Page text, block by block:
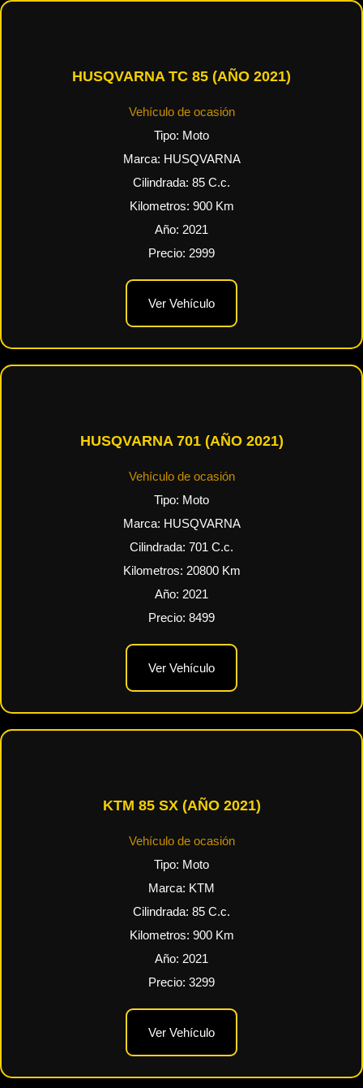
HUSQVARNA TC 85 (AÑO 2021)
Vehículo de ocasión
Tipo: Moto
Marca: HUSQVARNA
Cilindrada: 85 C.c.
Kilometros: 900Km
Año: 2021
Precio: 2999
Ver Vehículo
HUSQVARNA 701 (AÑO 2021)
Vehículo de ocasión
Tipo: Moto
Marca: HUSQVARNA
Cilindrada: 701 C.c.
Kilometros: 20800Km
Año: 2021
Precio: 8499
Ver Vehículo
KTM 85 SX (AÑO 2021)
Vehículo de ocasión
Tipo: Moto
Marca: KTM
Cilindrada: 85 C.c.
Kilometros: 900Km
Año: 2021
Precio: 3299
Ver Vehículo